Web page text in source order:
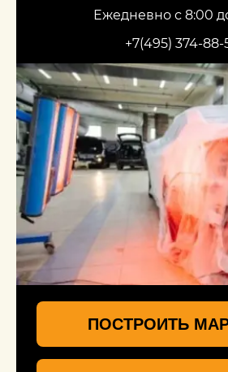
Ежедневно с 8:00
+7(495) 374-88-
ПОСТРОИТЬ